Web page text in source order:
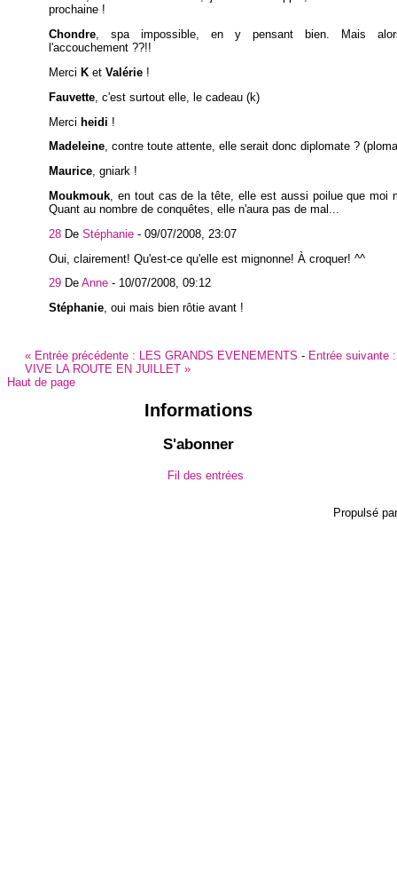
prochaine !
Chondre, spa impossible, en y pensant bien. Mais
l'accouchement ??!!
Merci K et Valérie !
Fauvette , c'est surtout elle, le cadeau (k)
Merci heidi !
Madeleine, contre toute attente, elle serait donc diplomate ?
Maurice, gniark !
Moukmouk, en tout cas de la tête, elle est aussi poilue que moi
Quant au nombre de conquêtes, elle n'aura pas de mal...
28 De Stéphanie - 09/07/2008, 23:07
Oui, clairement! Qu'est-ce qu'elle est mignonne! À croquer! ^^
29 De Anne - 10/07/2008, 09:12
Stéphanie, oui mais bien rôtie avant !
« Entrée précédente : LES GRANDS EVENEMENTS - Entrée suivante
VIVE LA ROUTE EN JUILLET »
Haut de page
Informations
S'abonner
Fil des entrées
Propulsé